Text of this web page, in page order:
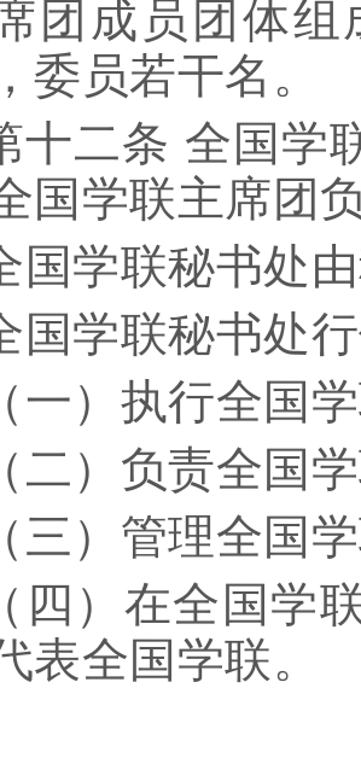
团成员团体
委员若干名 。
十二条 全国学
国学联主席团
国学联秘书处
国学联秘书处
（一）执行全国
（二）负责全国
（三）管理全国
（四）在全国学
表全国学联。